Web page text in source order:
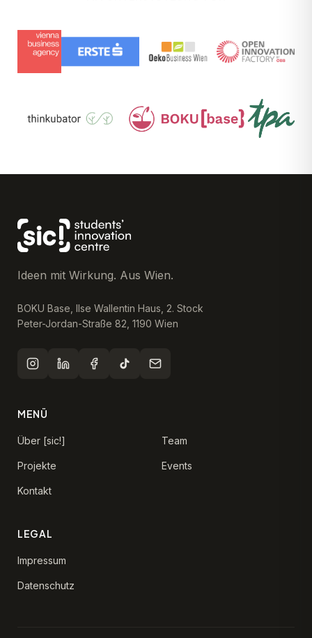
Ideen mit Wirkung. Aus Wien.
BOKU Base, Ilse Wallentin Haus, 2. Stock
Peter-Jordan-Straße 82, 1190 Wien
MENÜ
Über [sic!] Team
Projekte Events
Kontakt
LEGAL
Impressum
Datenschutz